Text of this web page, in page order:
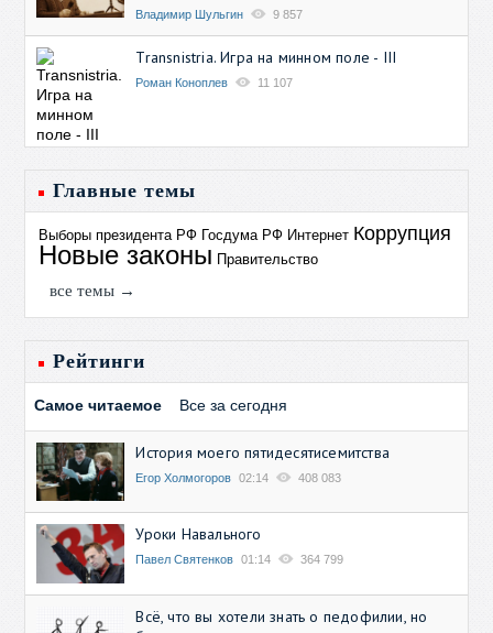
Владимир Шульгин 9 857
Transnistria. Игра на минном поле - III
Роман Коноплев 11 107
Главные темы
Выборы президента РФ Госдума РФ Интернет Коррупция
Новые законы Правительство
все темы →
Рейтинги
Самое читаемое Все за сегодня
История моего пятидесятисемитства
Егор Холмогоров 02:14 408 083
Уроки Навального
Павел Святенков 01:14 364 799
Всё, что вы хотели знать о педофилии, но